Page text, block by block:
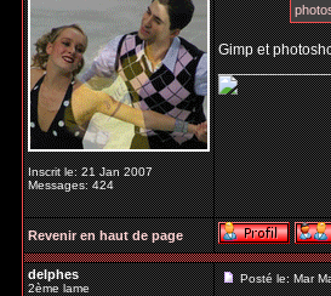
Inscrit le: 21 Jan 2007
Messages: 424
Gimp et
Revenir en haut de page
delphes
2ème lame
Posté le: Mar